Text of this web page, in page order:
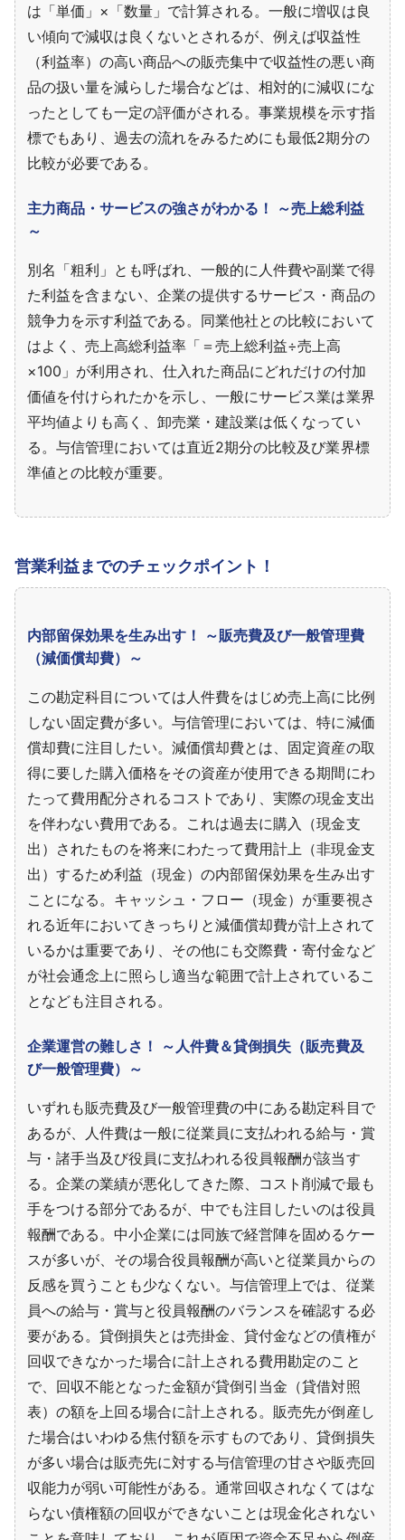
は「単価」×「数量」で計算される。一般に増収は良
い傾向で減収は良くないとされるが、例えば収益性
（利益率）の高い商品への販売集中で収益性の悪い商
品の扱い量を減らした場合などは、相対的に減収にな
ったとしても一定の評価がされる。事業規模を示す指
標でもあり、過去の流れをみるためにも最低2期分の
比較が必要である。
主力商品・サービスの強さがわかる！ ～売上総利益
～
別名「粗利」とも呼ばれ、一般的に人件費や副業で得
た利益を含まない、企業の提供するサービス・商品の
競争力を示す利益である。同業他社との比較において
はよく、売上高総利益率「＝売上総利益÷売上高
×100」が利用され、仕入れた商品にどれだけの付加
価値を付けられたかを示し、一般にサービス業は業界
平均値よりも高く、卸売業・建設業は低くなってい
る。与信管理においては直近2期分の比較及び業界標
準値との比較が重要。
営業利益までのチェックポイント！
内部留保効果を生み出す！ ～販売費及び一般管理費
（減価償却費）～
この勘定科目については人件費をはじめ売上高に比例
しない固定費が多い。与信管理においては、特に減価
償却費に注目したい。減価償却費とは、固定資産の取
得に要した購入価格をその資産が使用できる期間にわ
たって費用配分されるコストであり、実際の現金支出
を伴わない費用である。これは過去に購入（現金支
出）されたものを将来にわたって費用計上（非現金支
出）するため利益（現金）の内部留保効果を生み出す
ことになる。キャッシュ・フロー（現金）が重要視さ
れる近年においてきっちりと減価償却費が計上されて
いるかは重要であり、その他にも交際費・寄付金など
が社会通念上に照らし適当な範囲で計上されているこ
となども注目される。
企業運営の難しさ！ ～人件費＆貸倒損失（販売費及
び一般管理費）～
いずれも販売費及び一般管理費の中にある勘定科目で
あるが、人件費は一般に従業員に支払われる給与・賞
与・諸手当及び役員に支払われる役員報酬が該当す
る。企業の業績が悪化してきた際、コスト削減で最も
手をつける部分であるが、中でも注目したいのは役員
報酬である。中小企業には同族で経営陣を固めるケー
スが多いが、その場合役員報酬が高いと従業員からの
反感を買うことも少なくない。与信管理上では、従業
員への給与・賞与と役員報酬のバランスを確認する必
要がある。貸倒損失とは売掛金、貸付金などの債権が
回収できなかった場合に計上される費用勘定のこと
で、回収不能となった金額が貸倒引当金（貸借対照
表）の額を上回る場合に計上される。販売先が倒産し
た場合はいわゆる焦付額を示すものであり、貸倒損失
が多い場合は販売先に対する与信管理の甘さや販売回
収能力が弱い可能性がある。通常回収されなくてはな
らない債権額の回収ができないことは現金化されない